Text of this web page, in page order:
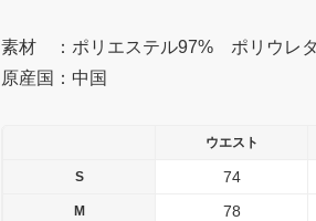
素材 ：ポリエステル97% ポリウレ
原産国：中国
ウエスト
S 74
M 78